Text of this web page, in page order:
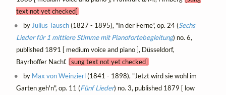
text not yet checked]
by Julius Tausch(1827 - 1895), "In der Ferne", op. 24 (Sechs
Lieder für 1 mittlere Stimme mit Pianofortebegleitung) no. 6,
published 1891 [ medium voice and piano ], Düsseldorf,
Bayrhoffer Nachf. [sung text not yet checked]
by Max von Weinzierl(1841 - 1898), "Jetzt wird sie wohl im
Garten geh'n", op. 11 (Fünf Lieder) no. 3, published 1879 [ low